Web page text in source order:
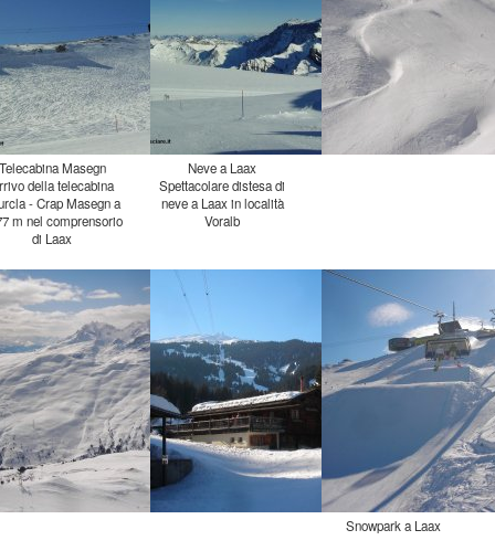
Masegn
della telecabina
- Crap Masegn a
m nel comprensorio
di Laax
Neve a Laax
Spettacolare distesa di
neve a Laax in località
Voralb
Snowpark a Laax